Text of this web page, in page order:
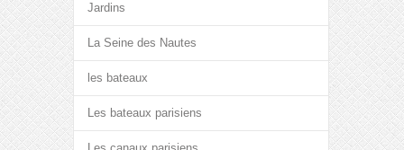
Jardins
La Seine des Nautes
les bateaux
Les bateaux parisiens